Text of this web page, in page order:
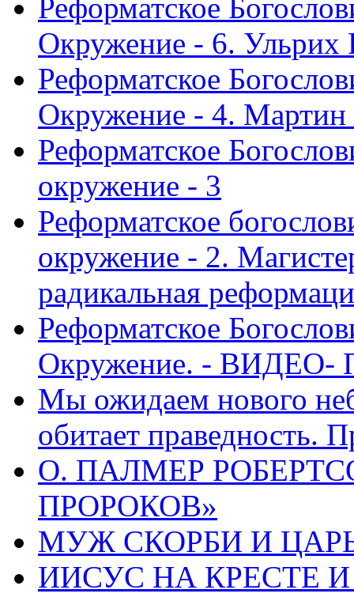
Реформатское
Окружение - 6. Ульрих
Реформатское
Окружение - 4.
Реформатское
окружение - 3
Реформатское
окружение - 2.
радикальная
Реформатское
Окружение. - ВИДЕО-
Мы ожидаем нового
обитает праведность.
О. ПАЛМЕР
ПРОРОКОВ»
МУЖ СКОРБИ И ЦАРЬ
ИИСУС НА КРЕСТЕ